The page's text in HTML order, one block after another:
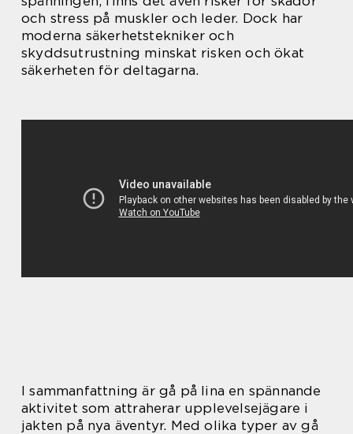
och stress på muskler och leder. Dock har
moderna säkerhetstekniker och
skyddsutrustning minskat risken och ökat
säkerheten för deltagarna.
I sammanfattning är gå på lina en spännande
aktivitet som attraherar upplevelsejägare i
jakten på nya äventyr. Med olika typer av gå